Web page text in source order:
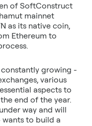
of SoftConstruct
mainnet
as its native coin,
Ethereum to
growing -
various
aspects to
end of the year.
way and will
to build a